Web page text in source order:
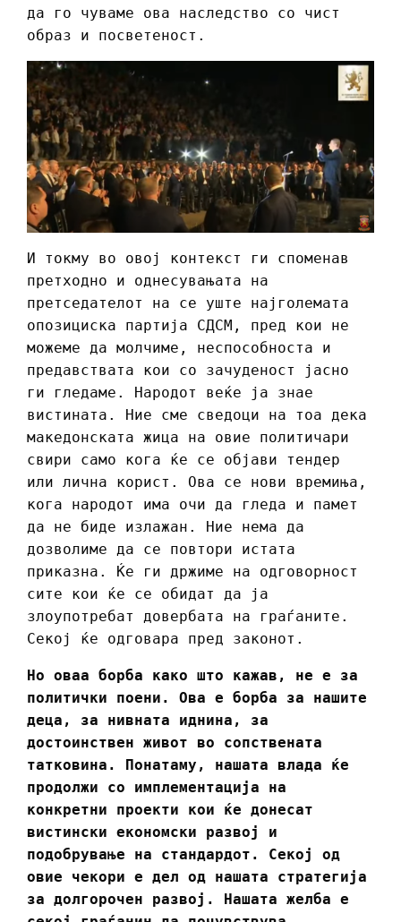
да го чуваме ова наследство со чист
образ и посветеност.
И токму во овој контекст ги споменав
претходно и однесувањата на
претседателот на се уште најголемата
опозициска партија СДСМ, пред кои не
можеме да молчиме, неспособноста и
предавствата кои со зачуденост јасно
ги гледаме. Народот веќе ја знае
вистината. Ние сме сведоци на тоа дека
македонската жица на овие политичари
свири само кога ќе се објави тендер
или лична корист. Ова се нови времиња,
кога народот има очи да гледа и памет
да не биде излажан. Ние нема да
дозволиме да се повтори истата
приказна. Ќе ги држиме на одговорност
сите кои ќе се обидат да ја
злоупотребат довербата на граѓаните.
Секој ќе одговара пред законот.
Но оваа борба како што кажав, не е за
политички поени. Ова е борба за нашите
деца, за нивната иднина, за
достоинствен живот во сопствената
татковина. Понатаму, нашата влада ќе
продолжи со имплементација на
конкретни проекти кои ќе донесат
вистински економски развој и
подобрување на стандардот. Секој од
овие чекори е дел од нашата стратегија
за долгорочен развој. Нашата желба е